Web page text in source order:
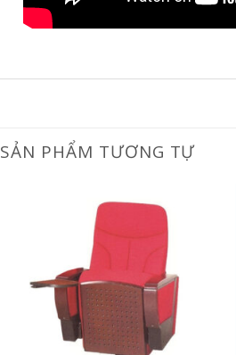
SẢN PHẨM TƯƠNG TỰ